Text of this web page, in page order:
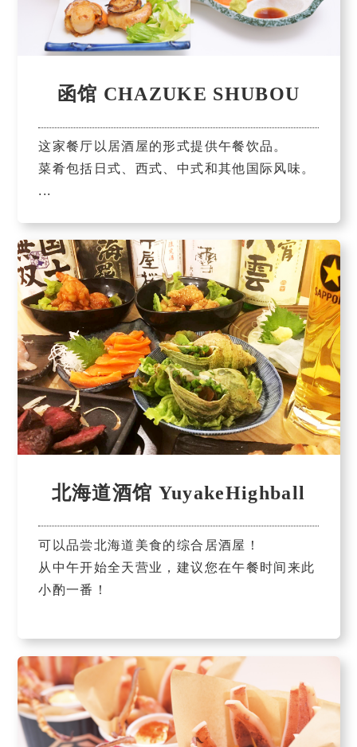
函馆 CHAZUKE SHUBOU
这家餐厅以居酒屋的形式提供午餐饮品。
菜肴包括日式、西式、中式和其他国际风味。
...
北海道酒馆 YuyakeHighball
可以品尝北海道美食的综合居酒屋！
从中午开始全天营业，建议您在午餐时间来此
小酌一番！